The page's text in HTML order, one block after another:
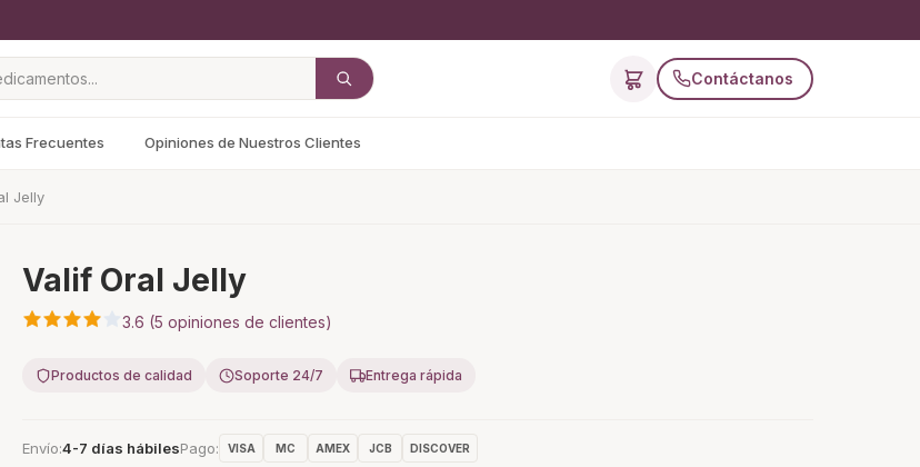
Contáctanos
Frecuentes Opiniones de Nuestros Clientes
Jelly
Valif Oral Jelly
3.6 (5 opiniones de clientes)
Productos de calidad Soporte 24/7 Entrega rápida
Envío 4-7 días hábilesPago VISA MC AMEX JCB DISCOVER